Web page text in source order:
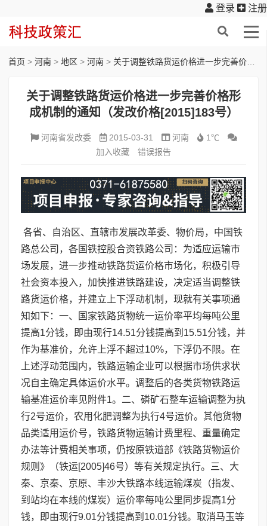
登录 注册
首页 > 河南 > 地区 > 河南 > 关于调整铁路货运价格进一步完善价格形成机制的通知（发改价格[2015]183号）
关于调整铁路货运价格进一步完善价格形
成机制的通知（发改价格[2015]183号）
河南省发改委 2015-03-31 河南
1℃
加入收藏
错误报告
各省、自治区、直辖市发展改革委、物价局，中国铁
路总公司，各国铁控股合资铁路公司：为适应运输市
场发展，进一步推动铁路货运价格市场化，积极引导
社会资本投入，加快推进铁路建设，决定适当调整铁
路货运价格，并建立上下浮动机制，现就有关事项通
知如下：一、国家铁路货物统一运价率平均每吨公里
提高1分钱，即由现行14.51分钱提高到15.51分钱，并
作为基准价，允许上浮不超过10%，下浮仍不限。在
上述浮动范围内，铁路运输企业可以根据市场供求状
况自主确定具体运价水平。调整后的各类货物铁路运
输基准运价率见附件1。二、磷矿石整车运输调整为执
行2号运价，农用化肥调整为执行4号运价。其他货物
品类适用运价号，铁路货物运输计费里程、重量确定
办法等计费相关事项，仍按原铁道部《铁路货物运价
规则》（铁运[2005]46号）等有关规定执行。三、大
秦、京秦、京原、丰沙大铁路本线运输煤炭（指发、
到站均在本线的煤炭）运价率每吨公里同步提高1分
钱，即由现行9.01分钱提高到10.01分钱。取消马玉等